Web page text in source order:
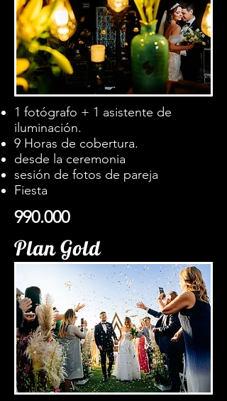
1 fotógrafo + 1 asistente de
iluminación.
9 Horas de cobertura.
desde la ceremonia
sesión de fotos de pareja
Fiesta
990.000
Plan Gold